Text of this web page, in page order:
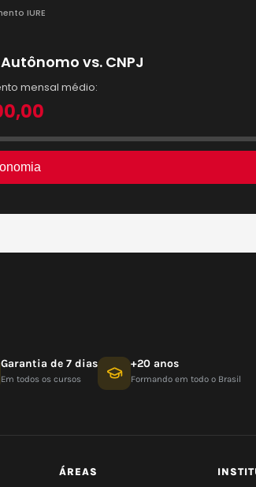
Garantia de 7 dias
Em todos os cursos
+20 anos
Formando em todo o Brasil
ÁREAS